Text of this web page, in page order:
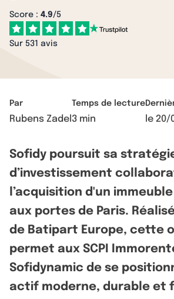
Score : 4.9/5
Sur 531 avis
Par
Rubens Zadel
Temps de lecture
3 min le 20/
Sofidy poursuit sa
d’investissement
l’acquisition d'un
aux portes de Paris.
de Batipart Europe, cette
permet aux SCPI
Sofidynamic de se
actif moderne, durable et